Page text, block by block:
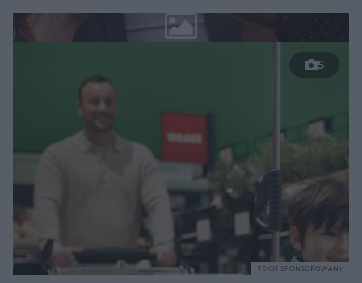
5
TEKST SPONSOROWANY